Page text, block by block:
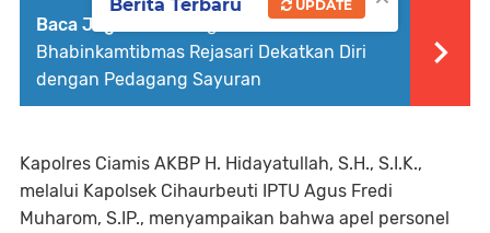
Baca Juga :
Sambang Pasar,
Bhabinkamtibmas Rejasari Dekatkan Diri
dengan Pedagang Sayuran
Kapolres Ciamis AKBP H. Hidayatullah, S.H., S.I.K.,
melalui Kapolsek Cihaurbeuti IPTU Agus Fredi
Muharom, S.IP., menyampaikan bahwa apel personel
Berita Terbaru UPDATE